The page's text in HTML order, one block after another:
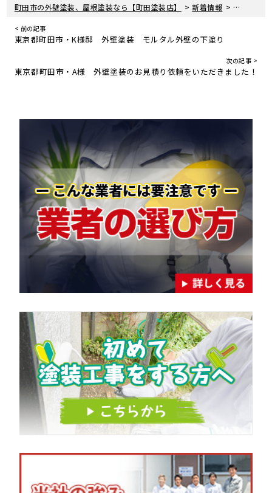
町田市の外壁塗装、屋根塗装なら【町田塗装店】 >新着情報 > 現場レポ
< 前の記事
東京都町田市・K様邸 外壁塗装 モルタル外壁の下塗り
次の記事 >
東京都町田市・A様 外壁塗装のお見積り依頼をいただきました！